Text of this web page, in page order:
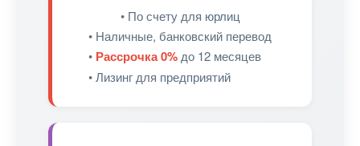
• По счету для юрлиц
• Наличные, банковский перевод
• Рассрочка 0% до 12 месяцев
• Лизинг для предприятий